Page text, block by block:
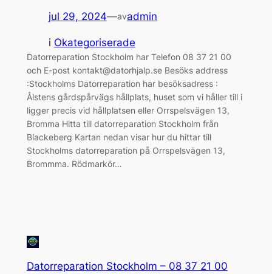
jul 29, 2024—avadmin
i Okategoriserade
Datorreparation Stockholm har Telefon 08 37 21 00
och E-post kontakt@datorhjalp.se Besöks address
:Stockholms Datorreparation har besöksadress :
Ålstens gårdspårvägs hållplats, huset som vi håller till i
ligger precis vid hållplatsen eller Orrspelsvägen 13,
Bromma Hitta till datorreparation Stockholm från
Blackeberg Kartan nedan visar hur du hittar till
Stockholms datorreparation på Orrspelsvägen 13,
Brommma. Rödmarkör…
Datorreparation Stockholm – 08 37 21 00